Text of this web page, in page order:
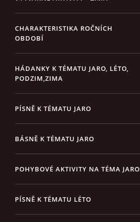
CHARAKTERISTIKA ROČNÍCH
OBDOBÍ
HÁDANKY K TÉMATU JARO, LÉTO,
PODZIM,ZIMA
PÍSNĚ K TÉMATU JARO
BÁSNĚ K TÉMATU JARO
POHYBOVÉ AKTIVITY NA TÉMA JARO
PÍSNĚ K TÉMATU LÉTO